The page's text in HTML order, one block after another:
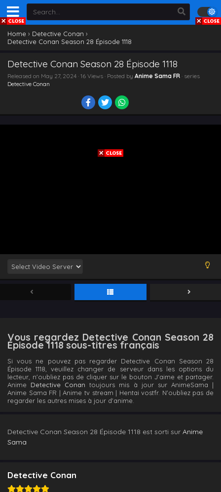
Home › Detective Conan ›
Detective Conan Season 28 Épisode 1118
Detective Conan Season 28 Épisode 1118
Released on May 27, 2024 · 16 Views · Posted by Anime Sama FR · series
Detective Conan
Vous regardez Detective Conan Season 28
Épisode 1118 sous-titres français
Si vous ne pouvez pas regarder Detective Conan Season 28
Épisode 1118, veuillez changer de serveur dans les options du
lecteur, n'oubliez pas de cliquer sur le bouton J'aime et partager.
Anime Detective Conan toujours mis à jour sur AnimeSama |
Anime Sama FR | Anime tv stream | Hentai vostfr. N'oubliez pas de
regarder les autres mises à jour d'anime.
Detective Conan Season 28 Épisode 1118 est sorti sur Anime
Sama
Detective Conan